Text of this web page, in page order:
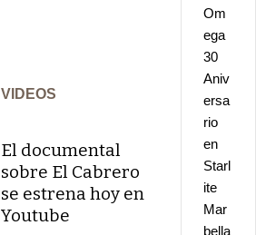
VIDEOS
El documental
sobre El Cabrero
se estrena hoy en
Youtube
Om
ega
30
Aniv
ersa
rio
en
Starl
ite
Mar
bella